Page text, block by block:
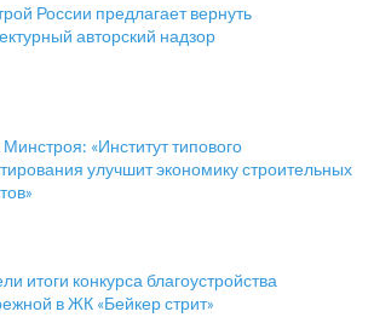
России предлагает вернуть
авторский надзор
Минстроя: «Институт типового
улучшит экономику строительных
итоги конкурса благоустройства
в ЖК «Бейкер стрит»